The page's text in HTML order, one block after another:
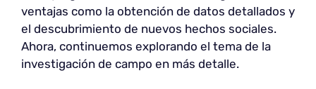
ventajas como la obtención de datos detallados y
el descubrimiento de nuevos hechos sociales.
Ahora, continuemos explorando el tema de la
investigación de campo en más detalle.